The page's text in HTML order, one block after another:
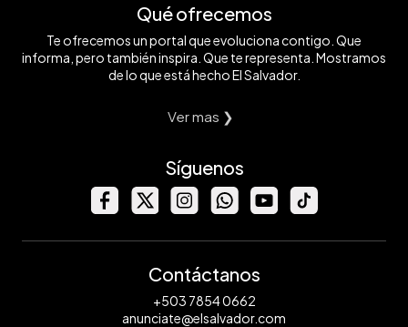
Qué ofrecemos
Te ofrecemos un portal que evoluciona contigo. Que
informa, pero también inspira. Que te representa. Mostramos
de lo que está hecho El Salvador.
Ver mas ❯
Síguenos
Contáctanos
+503 7854 0662
anunciate@elsalvador.com